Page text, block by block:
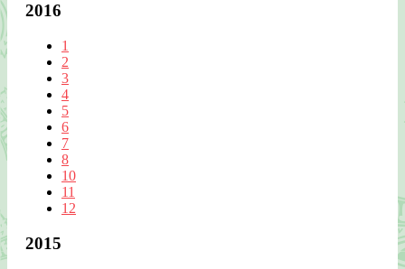
2016
1
2
3
4
5
6
7
8
10
11
12
2015